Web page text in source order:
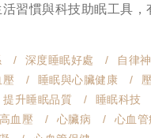
習慣與科技助眠工具
深度睡眠好處 自律
壓 睡眠與心臟健康
提升睡眠品質 睡眠科技
高血壓 心臟病 心血管